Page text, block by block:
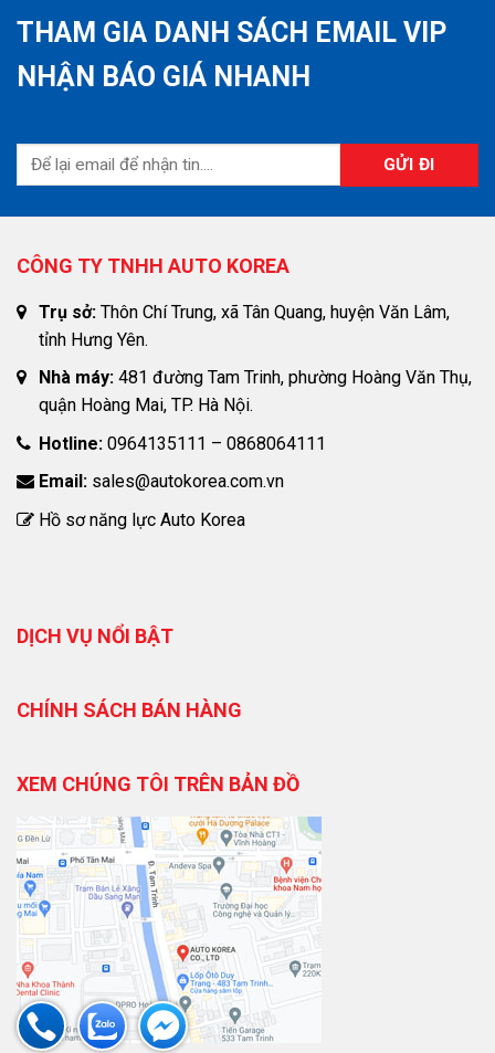
THAM GIA DANH SÁCH EMAIL VIP
NHẬN BÁO GIÁ NHANH
CÔNG TY TNHH AUTO KOREA
Trụ sở: Thôn Chí Trung, xã Tân Quang, huyện Văn Lâm,
tỉnh Hưng Yên.
Nhà máy: 481 đường Tam Trinh, phường Hoàng Văn Thụ,
quận Hoàng Mai, TP. Hà Nội.
Hotline: 0964135111 – 0868064111
Email: sales@autokorea.com.vn
Hồ sơ năng lực Auto Korea
DỊCH VỤ NỔI BẬT
CHÍNH SÁCH BÁN HÀNG
XEM CHÚNG TÔI TRÊN BẢN ĐỒ